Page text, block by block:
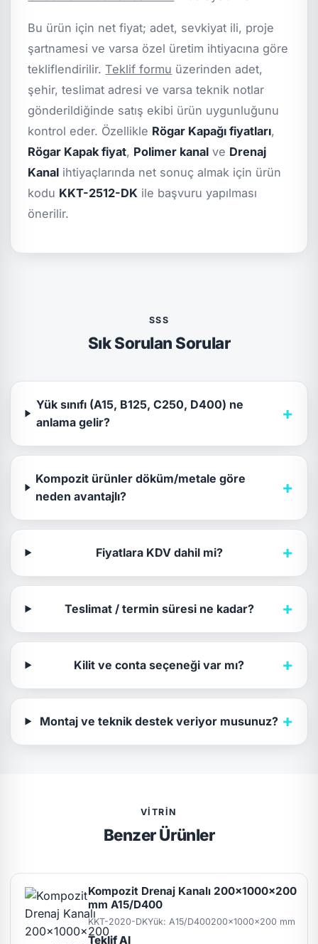
Bu ürün için net fiyat; adet, sevkiyat ili, proje
şartnamesi ve varsa özel üretim ihtiyacına göre
tekliflendirilir.Teklif formu üzerinden adet,
şehir, teslimat adresi ve varsa teknik notlar
gönderildiğinde satış ekibi ürün uygunluğunu
kontrol eder. Özellikle Rögar Kapağı fiyatları,
Rögar Kapak fiyat, Polimer kanal ve Drenaj
Kanal ihtiyaçlarında net sonuç almak için ürün
kodu KKT-2512-DK ile başvuru yapılması
önerilir.
SSS
Sık Sorulan Sorular
Yük sınıfı (A15, B125, C250, D400) ne
anlama gelir?
+
Kompozit ürünler döküm/metale göre
neden avantajlı?
+
Fiyatlara KDV dahil mi? +
Teslimat / termin süresi ne kadar? +
Kilit ve conta seçeneği var mı? +
Montaj ve teknik destek veriyor musunuz? +
VITRIN
Benzer Ürünler
Kompozit Drenaj Kanalı 200x1000x200
mm A15/D400
KKT-2020-DKYük: A15/D400200x1000x200 mm
Teklif Al